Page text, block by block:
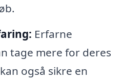
Erfarne
tage mere for deres
også sikre en